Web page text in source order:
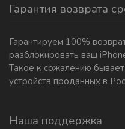
Гарантия возврата
Гарантируем 100%
разблокировать ваш
Такое к сожалению
устройств проданных в
Наша поддержка